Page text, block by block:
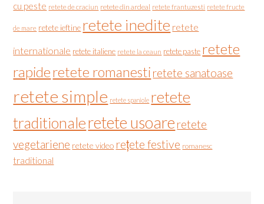
cu peste retete de craciun retete din ardeal retete frantuzesti retete fructe
de mare retete ieftine retete inedite retete
internationale retete italiene retete la ceaun retete paste retete
rapideretete romanesti retete sanatoase
retete simple retete spaniole retete
traditionaleretete usoare retete
vegetariene retete video rețete festive romanesc
traditional